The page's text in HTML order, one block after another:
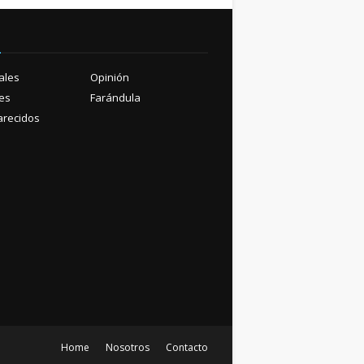
Opinión
Farándula
Home Nosotros Contacto